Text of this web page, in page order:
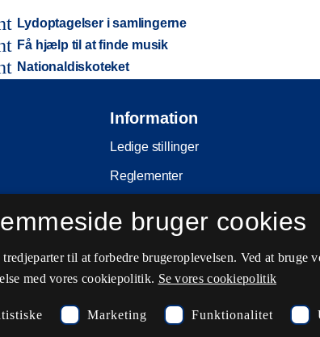
Lydoptagelser i samlingerne
Få hjælp til at finde musik
Nationaldiskoteket
Information
Ledige stillinger
Reglementer
Privatlivs- og persondatapolitik
Tilgængelighedserklæring
Cookieindstillinger
bruger cookies
til at forbedre brugeroplevelsen. Ved at bruge
med vores cookiepolitik. Se vores cookiepolitik
Marketing Funktionalitet